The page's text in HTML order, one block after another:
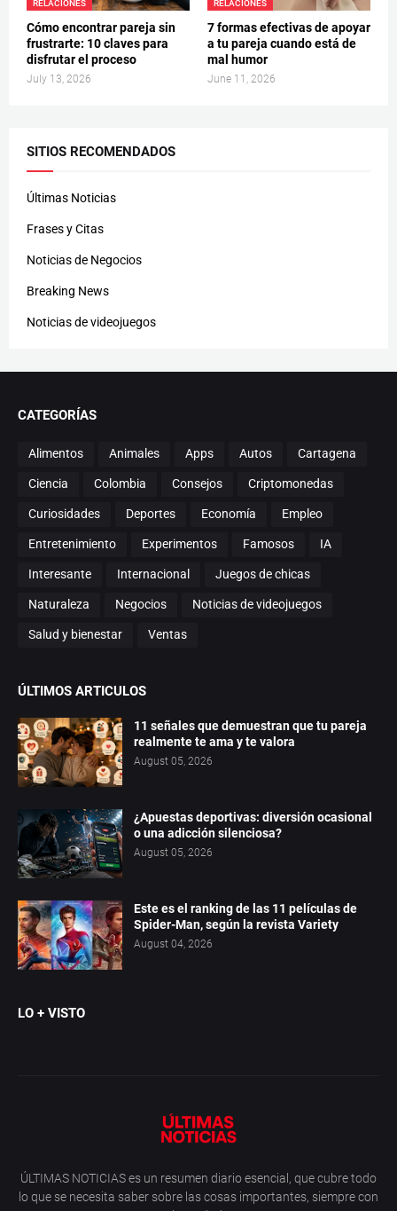
RELACIONES
Cómo encontrar pareja sin
frustrarte: 10 claves para
disfrutar el proceso
July 13, 2026
RELACIONES
7 formas efectivas de apoyar
a tu pareja cuando está de
mal humor
June 11, 2026
SITIOS RECOMENDADOS
Últimas Noticias
Frases y Citas
Noticias de Negocios
Breaking News
Noticias de videojuegos
CATEGORÍAS
Alimentos Animales Apps Autos Cartagena
Ciencia Colombia Consejos Criptomonedas
Curiosidades Deportes Economía Empleo
Entretenimiento Experimentos Famosos IA
Interesante Internacional Juegos de chicas
Naturaleza Negocios Noticias de videojuegos
Salud y bienestar Ventas
ÚLTIMOS ARTICULOS
11 señales que demuestran que tu pareja
realmente te ama y te valora
August 05, 2026
¿Apuestas deportivas: diversión ocasional
o una adicción silenciosa?
August 05, 2026
Este es el ranking de las 11 películas de
Spider-Man, según la revista Variety
August 04, 2026
LO + VISTO
ÚLTIMAS NOTICIAS es un resumen diario esencial, que cubre todo
lo que se necesita saber sobre las cosas importantes, siempre con